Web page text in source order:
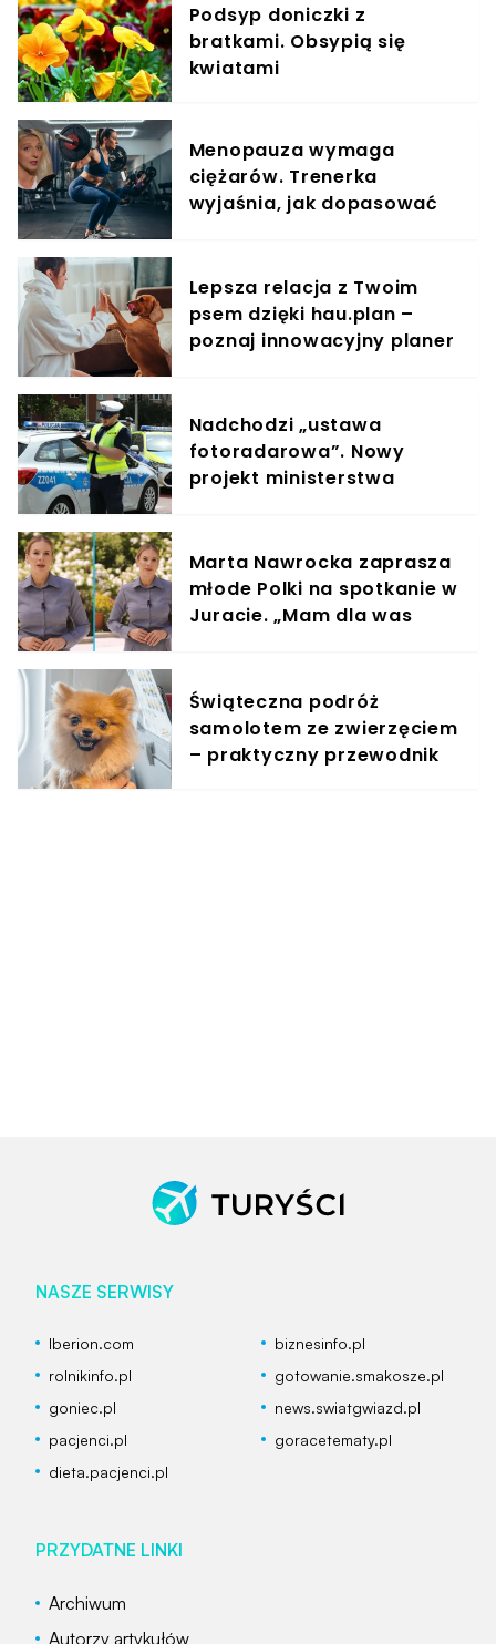
Podsyp doniczki z
bratkami. Obsypią się
kwiatami
Menopauza wymaga
ciężarów. Trenerka
wyjaśnia, jak dopasować
Lepsza relacja z Twoim
psem dzięki hau.plan –
poznaj innowacyjny planer
Nadchodzi „ustawa
fotoradarowa”. Nowy
projekt ministerstwa
Marta Nawrocka zaprasza
młode Polki na spotkanie w
Juracie. „Mam dla was
Świąteczna podróż
samolotem ze zwierzęciem
– praktyczny przewodnik
NASZE SERWISY
Iberion.com
biznesinfo.pl
rolnikinfo.pl
gotowanie.smakosze.pl
goniec.pl
news.swiatgwiazd.pl
pacjenci.pl
goracetematy.pl
dieta.pacjenci.pl
PRZYDATNE LINKI
Archiwum
Autorzy artykułów